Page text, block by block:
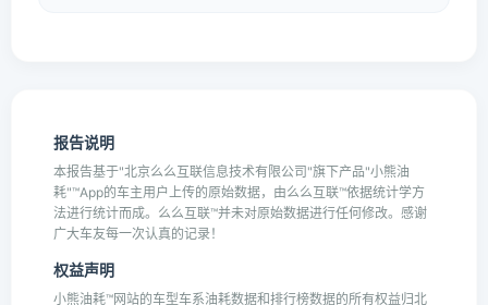
报告说明
本报告基于"北京么么互联信息技术有限公司"旗下产品"小熊油
耗"™App的车主用户上传的原始数据，由么么互联™依据统计学方
法进行统计而成。么么互联™并未对原始数据进行任何修改。感谢
广大车友每一次认真的记录！
权益声明
小熊油耗™网站的车型车系油耗数据和排行榜数据的所有权益归北